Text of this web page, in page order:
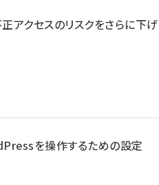
アクセスのリスクをさらに下げ
を操作するための設定